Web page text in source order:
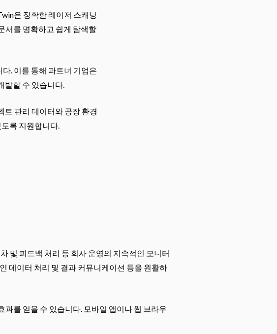
은 정확한 레이저 스캐닝
서를 명확하고 쉽게 탐색할
. 이를 통해 파트너 기업은
발할 수 있습니다.
트 관리 데이터와 공장 환경
록 지원합니다.
및 피드백 처리 등 회사 운영의 지속적인 모니터
데이터 처리 및 결과 커뮤니케이션 등을 원활하
를 얻을 수 있습니다. 모바일 앱이나 웹 브라우